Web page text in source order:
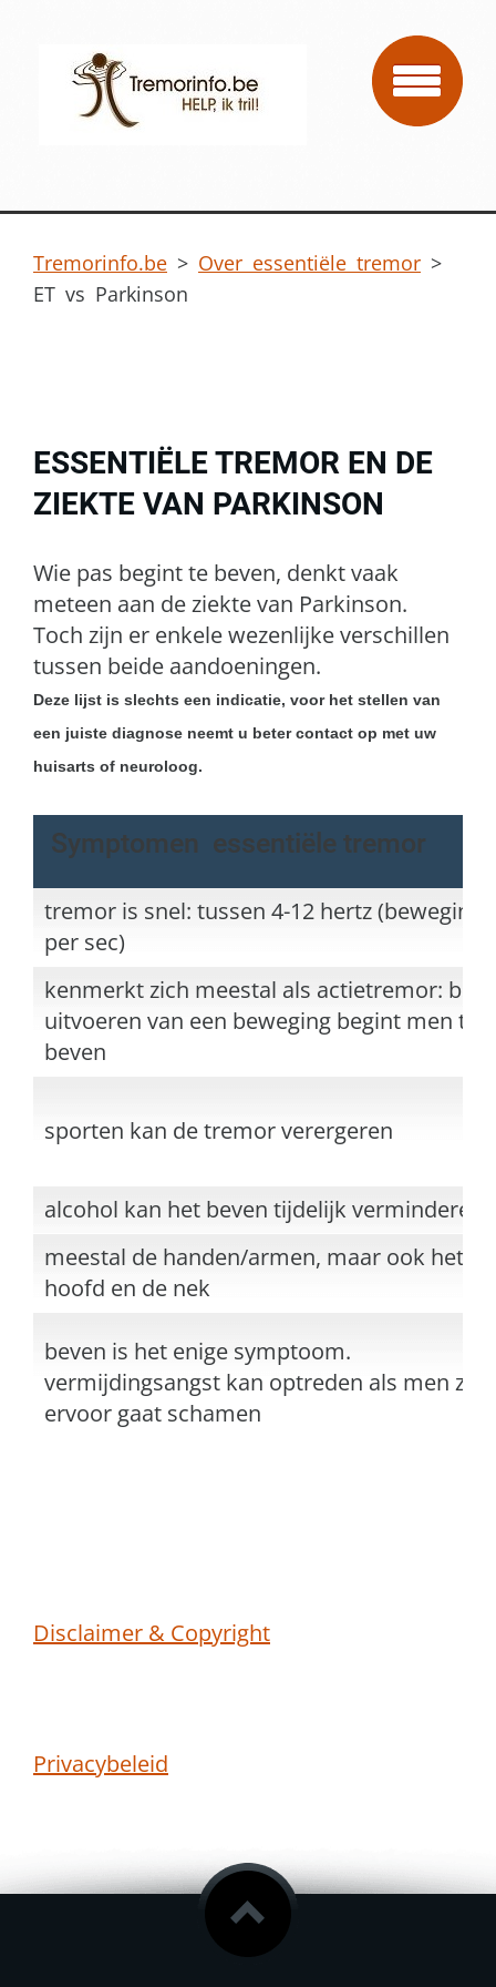
Tremorinfo.be > Over essentiële tremor >
ET vs Parkinson
ESSENTIËLE TREMOR EN DE
ZIEKTE VAN PARKINSON
Wie pas begint te beven, denkt vaak
meteen aan de ziekte van Parkinson.
Toch zijn er enkele wezenlijke verschillen
tussen beide aandoeningen.
Deze lijst is slechts een indicatie, voor het stellen van
een juiste diagnose neemt u beter contact op met uw
huisarts of neuroloog.
Symptomen essentiële tremor
tremor is snel: tussen 4-12 hertz
per sec)
kenmerkt zich meestal als actietremor: bij
uitvoeren van een beweging begint men te
beven
sporten kan de tremor verergeren
alcohol kan het beven tijdelijk verminderen
meestal de handen/armen, maar ook het
hoofd en de nek
beven is het enige symptoom.
vermijdingsangst kan optreden als men zich
ervoor gaat schamen
Disclaimer & Copyright
Privacybeleid